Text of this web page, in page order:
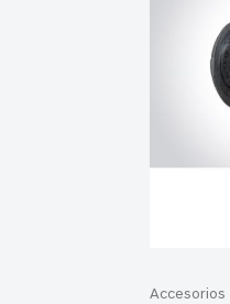
Accesorios